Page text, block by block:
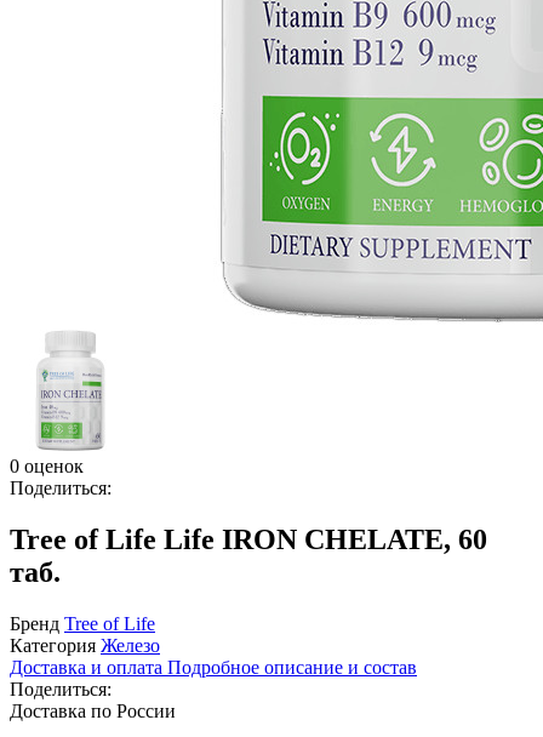
0 оценок
Поделиться:
Tree of Life Life IRON CHELATE, 60
таб.
Бренд Tree of Life
Категория Железо
Доставка и оплата Подробное описание и состав
Поделиться:
Доставка по России